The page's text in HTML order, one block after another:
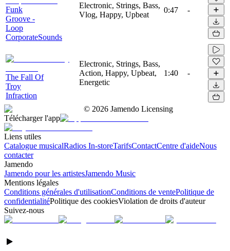
Funk
Groove -
Loop
CorporateSounds
Electronic, Strings, Bass,
Vlog, Happy, Upbeat
0:47 -
The Fall Of
Troy
Infraction
Electronic, Strings, Bass,
Action, Happy, Upbeat,
Energetic
1:40 -
© 2026 Jamendo Licensing
Télécharger l'app
Liens utiles
Catalogue musicalRadios In-storeTarifsContactCentre d'aideNous
contacter
Jamendo
Jamendo pour les artistesJamendo Music
Mentions légales
Conditions générales d'utilisationConditions de ventePolitique de
confidentialitéPolitique des cookiesViolation de droits d'auteur
Suivez-nous